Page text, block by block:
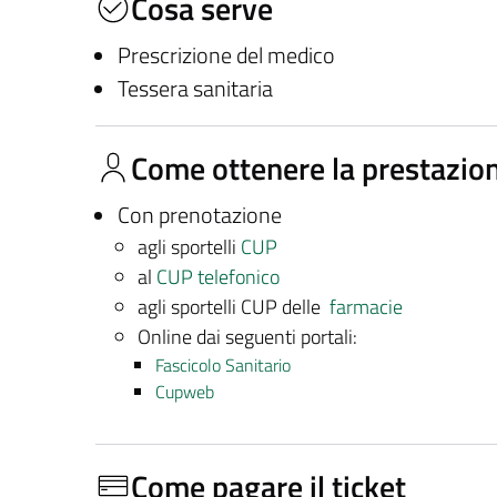
Prescrizione del medico
Tessera sanitaria
Come ottenere la
Con prenotazione
agli sportelli CUP
al CUP telefonico
agli sportelli CUP delle farmacie
Online dai seguenti portali:
Fascicolo Sanitario
Cupweb
Come pagare il ticket